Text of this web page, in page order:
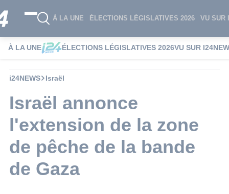
À LA UNE ÉLECTIONS LÉGISLATIVES 2026 VU SUR
À LA UNE ÉLECTIONS LÉGISLATIVES 2026VU SUR
i24NEWS Israël
Israël annonce
l'extension de la zone
de pêche de la bande
de Gaza